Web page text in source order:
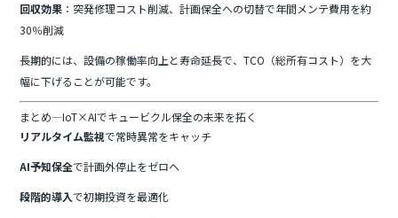
回収効果 ：突発修理コスト削減、計画保全への切替で年間メンテ費用を約
30％削減
長期的には、設備の稼働率向上と寿命延長で、TCO（総所有コスト）を大
幅に下げることが可能です。
まとめ—IoT×AIでキュービクル保全の未来を拓く
リアルタイム監視で常時異常をキャッチ
AI予知保全で計画外停止をゼロへ
段階的導入で初期投資を最適化